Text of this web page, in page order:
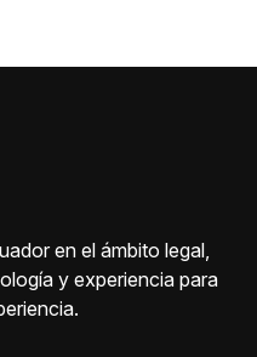
en el ámbito legal,
y experiencia para